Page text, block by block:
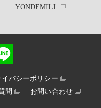
YONDEMILL
イバシーポリシー
問 お問い合わせ